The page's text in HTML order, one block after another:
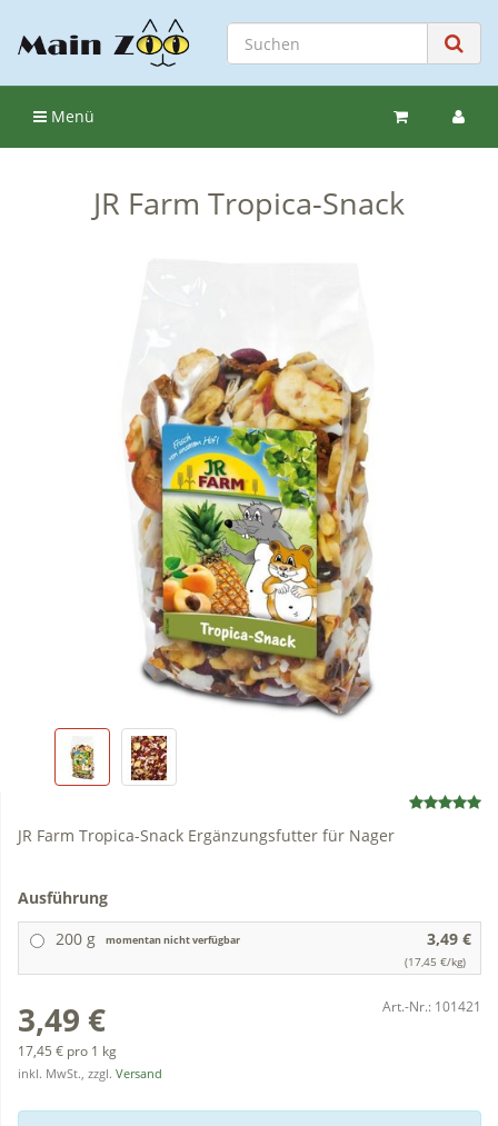
Menü
JR Farm Tropica-Snack
JR Farm Tropica-Snack Ergänzungsfutter für Nager
Ausführung
200 g
3,49 €
(17,45 €/kg)
momentan nicht verfügbar
3,49 €
17,45 € pro 1 kg
inkl. MwSt., zzgl. Versand
Art.-Nr.: 101421